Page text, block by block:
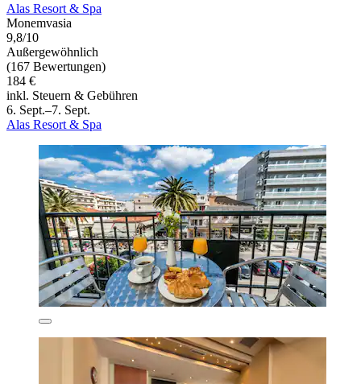
Alas Resort & Spa
Monemvasia
9,8/10
Außergewöhnlich
(167 Bewertungen)
184 €
inkl. Steuern & Gebühren
6. Sept.–7. Sept.
Alas Resort & Spa